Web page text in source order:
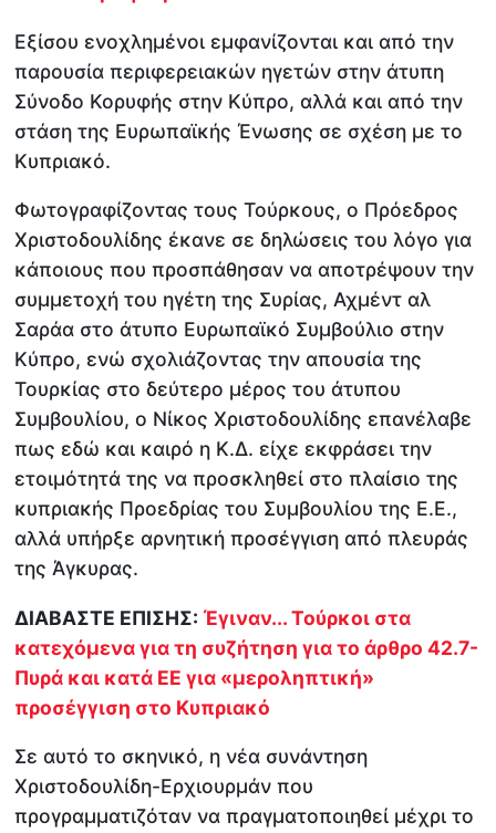
Εξίσου ενοχλημένοι εμφανίζονται και από την
παρουσία περιφερειακών ηγετών στην άτυπη
Σύνοδο Κορυφής στην Κύπρο, αλλά και από την
στάση της Ευρωπαϊκής Ένωσης σε σχέση με το
Κυπριακό.
Φωτογραφίζοντας τους Τούρκους, ο Πρόεδρος
Χριστοδουλίδης έκανε σε δηλώσεις του λόγο για
κάποιους που προσπάθησαν να αποτρέψουν την
συμμετοχή του ηγέτη της Συρίας, Αχμέντ αλ
Σαράα στο άτυπο Ευρωπαϊκό Συμβούλιο στην
Κύπρο, ενώ σχολιάζοντας την απουσία της
Τουρκίας στο δεύτερο μέρος του άτυπου
Συμβουλίου, ο Νίκος Χριστοδουλίδης επανέλαβε
πως εδώ και καιρό η Κ.Δ. είχε εκφράσει την
ετοιμότητά της να προσκληθεί στο πλαίσιο της
κυπριακής Προεδρίας του Συμβουλίου της Ε.Ε.,
αλλά υπήρξε αρνητική προσέγγιση από πλευράς
της Άγκυρας.
ΔΙΑΒΑΣΤΕ ΕΠΙΣΗΣ: Έγιναν... Τούρκοι στα
κατεχόμενα για τη συζήτηση για το άρθρο 42.7-
Πυρά και κατά ΕΕ για «μεροληπτική»
προσέγγιση στο Κυπριακό
Σε αυτό το σκηνικό, η νέα συνάντηση
Χριστοδουλίδη-Ερχιουρμάν που
προγραμματιζόταν να πραγματοποιηθεί μέχρι το